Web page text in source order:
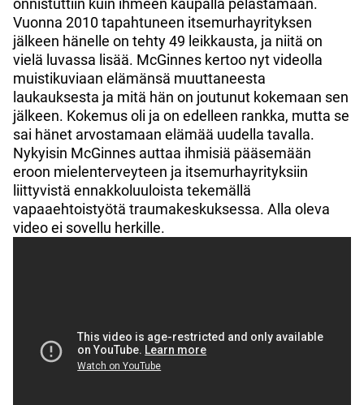
onnistuttiin kuin ihmeen kaupalla pelastamaan.
Vuonna 2010 tapahtuneen itsemurhayrityksen
jälkeen hänelle on tehty 49 leikkausta, ja niitä on
vielä luvassa lisää. McGinnes kertoo nyt videolla
muistikuviaan elämänsä muuttaneesta
laukauksesta ja mitä hän on joutunut kokemaan sen
jälkeen. Kokemus oli ja on edelleen rankka, mutta se
sai hänet arvostamaan elämää uudella tavalla.
Nykyisin McGinnes auttaa ihmisiä pääsemään
eroon mielenterveyteen ja itsemurhayrityksiin
liittyvistä ennakkoluuloista tekemällä
vapaaehtoistyötä traumakeskuksessa. Alla oleva
video ei sovellu herkille.